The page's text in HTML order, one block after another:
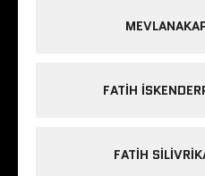
FATIH
FATIH